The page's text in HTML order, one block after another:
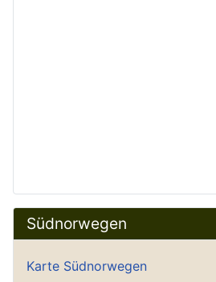
Südnorwegen
Karte Südnorwegen